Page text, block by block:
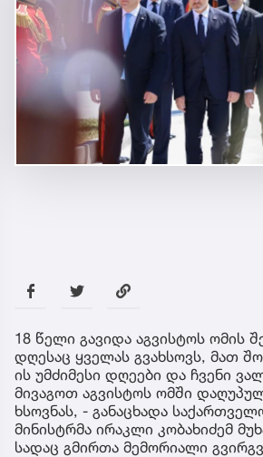
18 წელი გავიდა აგვისტოს ომის
დღესაც ყველას გვახსოვს, მათ
ის უმძიმესი დღეები და ჩვენი
მივაგოთ აგვისტოს ომში
ხსოვნას, - განაცხადა
მინისტრმა ირაკლი კობახიძემ
სადაც გმირთა მემორიალი